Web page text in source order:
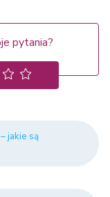
pytania?
jakie są